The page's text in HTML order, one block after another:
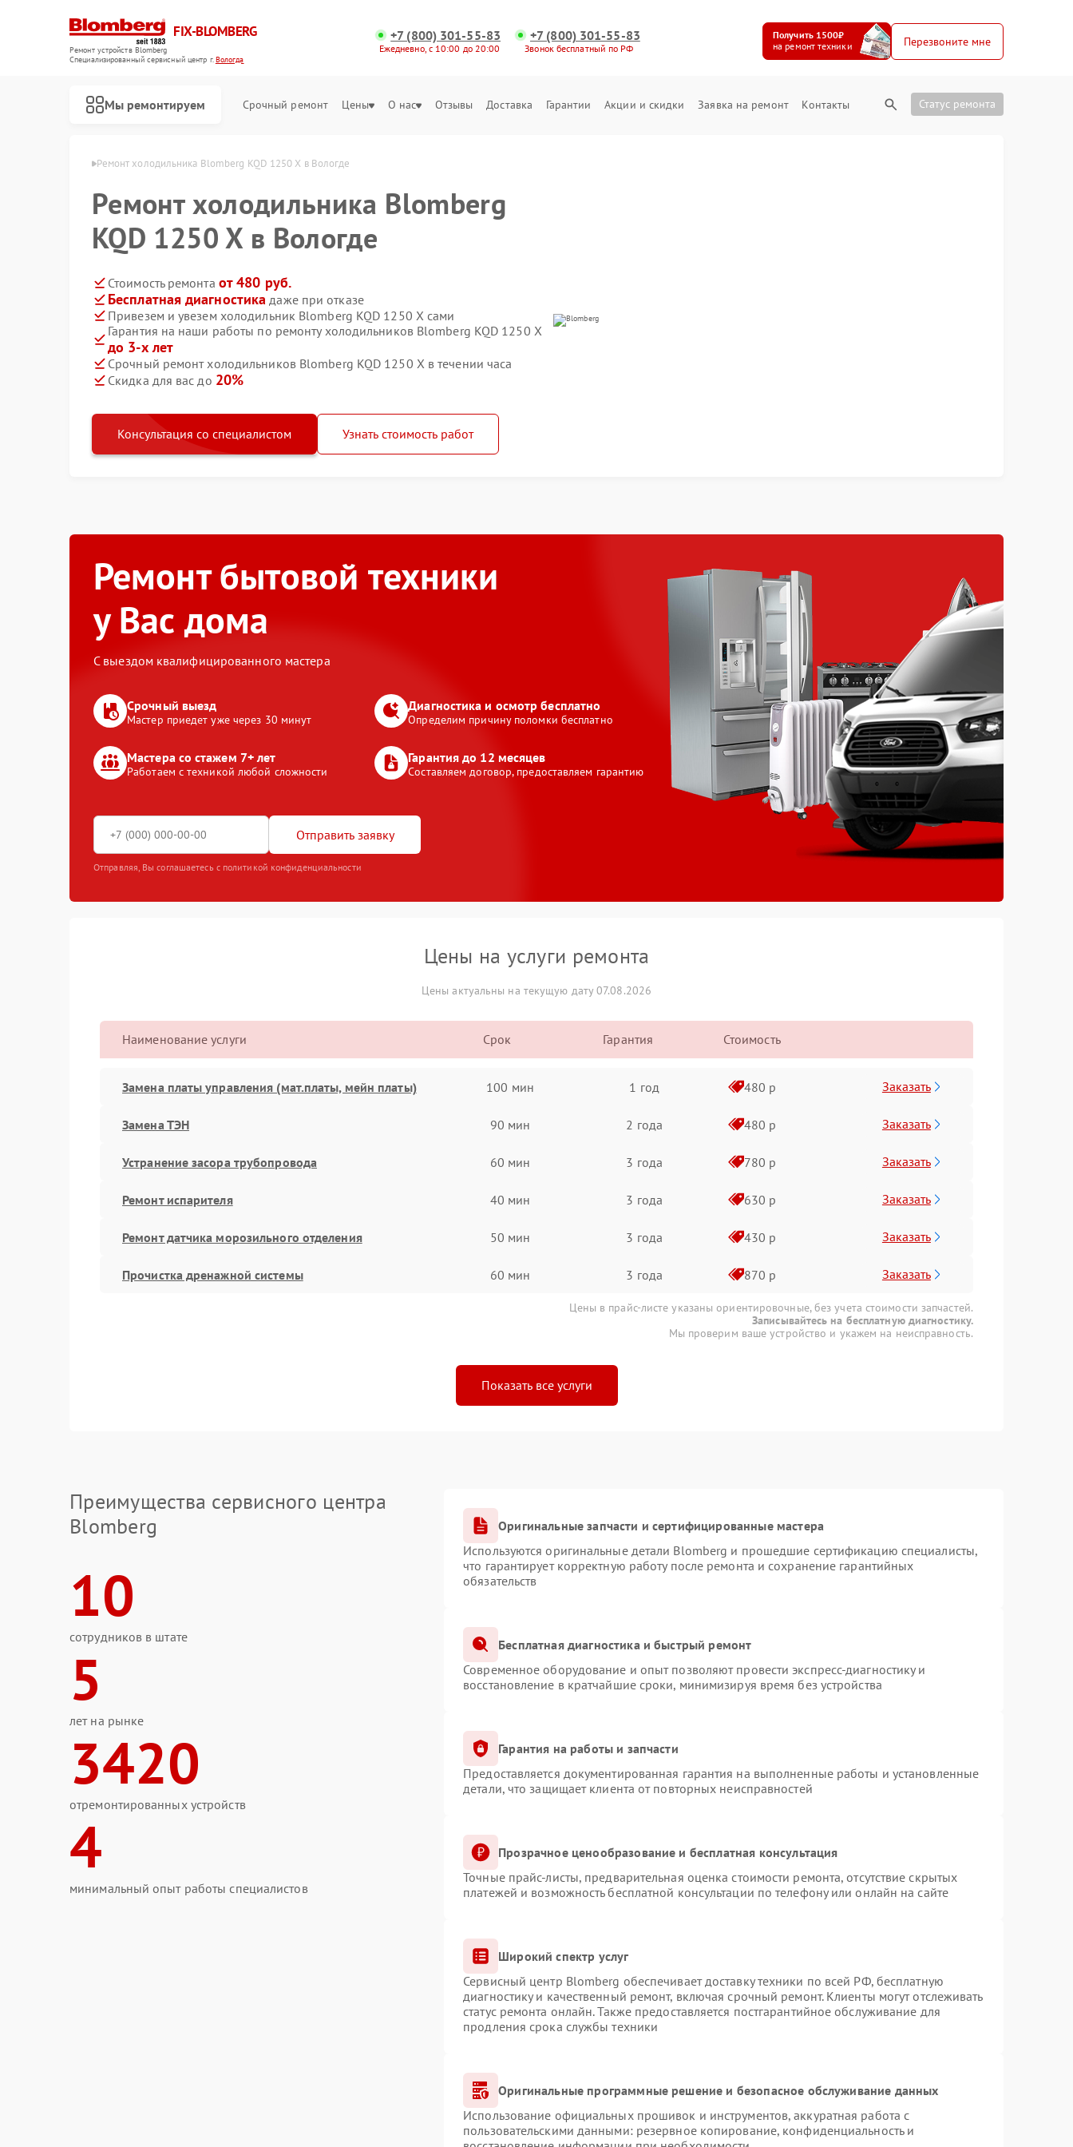
FIX-BLOMBERG
Ремонт устройств Blomberg
Специализированный cервисный центр г.Вологда
+7 (800) 301-55-83
Ежедневно, с 10:00 до 20:00
+7 (800) 301-55-83
Звонок бесплатный по РФ
Получить 1500₽
на ремонт техники
Перезвоните мне
Мы ремонтируем Срочный ремонт Цены О нас Отзывы Доставка Гарантии Акции и скидки Заявка на ремонт Контакты Статус ремонта
Ремонт холодильника Blomberg KQD 1250 X в Вологде
Ремонт холодильника Blomberg
KQD 1250 X в Вологде
Стоимость ремонта от 480 руб.
Бесплатная диагностика даже при отказе
Привезем и увезем холодильник Blomberg KQD 1250 X сами
Гарантия на наши работы по ремонту холодильников Blomberg KQD 1250 X
до 3-х лет
Срочный ремонт холодильников Blomberg KQD 1250 X в течении часа
Скидка для вас до 20%
Консультация со специалистом Узнать стоимость работ
Ремонт бытовой техники
у Вас дома
С выездом квалифицированного мастера
Срочный выезд
Мастер приедет уже через 30 минут
Диагностика и осмотр бесплатно
Определим причину поломки бесплатно
Мастера со стажем 7+ лет
Работаем с техникой любой сложности
Гарантия до 12 месяцев
Составляем договор, предоставляем гарантию
Отправить заявку
Отправляя, Вы соглашаетесь с политикой конфиденциальности
Цены на услуги ремонта
Цены актуальны на текущую дату 07.08.2026
Наименование услуги Срок Гарантия Стоимость
Замена платы управления (мат.платы, мейн платы) 100 мин 1 год 480 р Заказать
Замена ТЭН 90 мин 2 года 480 р Заказать
Устранение засора трубопровода 60 мин 3 года 780 р Заказать
Ремонт испарителя 40 мин 3 года 630 р Заказать
Ремонт датчика морозильного отделения 50 мин 3 года 430 р Заказать
Прочистка дренажной системы 60 мин 3 года 870 р Заказать
Цены в прайс-листе указаны ориентировочные, без учета стоимости запчастей.
Записывайтесь на бесплатную диагностику.
Мы проверим ваше устройство и укажем на неисправность.
Показать все услуги
Преимущества сервисного центра
Blomberg
10
сотрудников в штате
5
лет на рынке
3420
отремонтированных устройств
4
минимальный опыт работы специалистов
Оригинальные запчасти и сертифицированные мастера
Используются оригинальные детали Blomberg и прошедшие сертификацию специалисты,
что гарантирует корректную работу после ремонта и сохранение гарантийных
обязательств
Бесплатная диагностика и быстрый ремонт
Современное оборудование и опыт позволяют провести экспресс-диагностику и
восстановление в кратчайшие сроки, минимизируя время без устройства
Гарантия на работы и запчасти
Предоставляется документированная гарантия на выполненные работы и установленные
детали, что защищает клиента от повторных неисправностей
Прозрачное ценообразование и бесплатная консультация
Точные прайс-листы, предварительная оценка стоимости ремонта, отсутствие скрытых
платежей и возможность бесплатной консультации по телефону или онлайн на сайте
Широкий спектр услуг
Сервисный центр Blomberg обеспечивает доставку техники по всей РФ, бесплатную
диагностику и качественный ремонт, включая срочный ремонт. Клиенты могут отслеживать
статус ремонта онлайн. Также предоставляется постгарантийное обслуживание для
продления срока службы техники
Оригинальные программные решение и безопасное обслуживание данных
Использование официальных прошивок и инструментов, аккуратная работа с
пользовательскими данными: резервное копирование, конфиденциальность и